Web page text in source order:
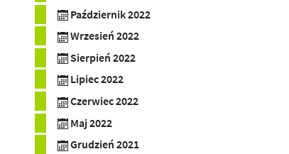
Październik 2022
Wrzesień 2022
Sierpień 2022
Lipiec 2022
Czerwiec 2022
Maj 2022
Grudzień 2021